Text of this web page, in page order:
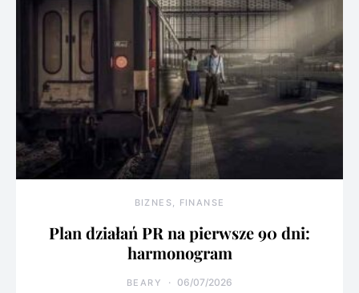
BIZNES, FINANSE
Plan działań PR na pierwsze 90 dni:
harmonogram
BEARY 06/07/2026